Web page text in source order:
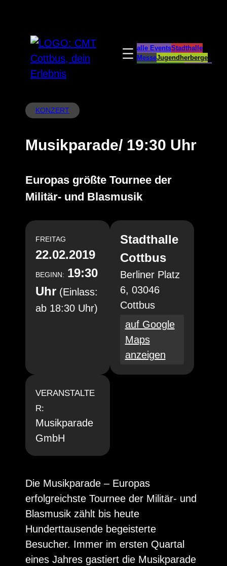
springen
alle EventsStadthalle
MesseJugendherberge
KONZERT
Musikparade/ 19:30 Uhr
Europas größte Tournee der
Militär- und Blasmusik
FREITAG
22.02.2019
BEGINN: 19:30
Uhr (Einlass:
ab 18:30 Uhr)
Stadthalle
Cottbus
Berliner Platz
6, 03046
Cottbus
auf Google
Maps
anzeigen
VERANSTALTE
R:
Musikparade
GmbH
Die Musikparade – Europas
erfolgreichste Tournee der Militär- und
Blasmusik zählt bis heute
Hunderttausende begeisterte
Besucher. Immer im ersten Quartal
eines Jahres gastiert die Musikparade